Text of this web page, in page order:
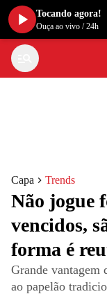
Capa Trends
Não jogue
vencidos,
forma é
Grande vantagem
ao papelão
Tocando agora!
Ouça ao vivo /24h